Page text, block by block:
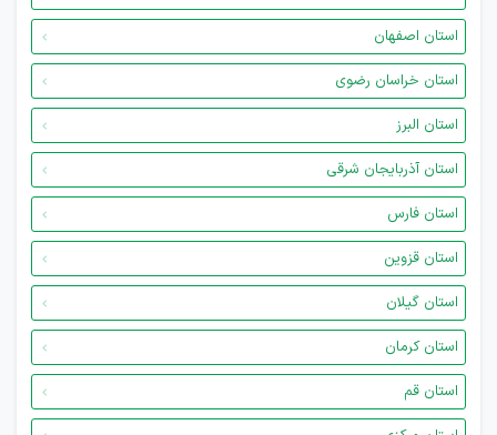
استان اصفهان
استان خراسان رضوی
استان البرز
استان آذربایجان شرقی
استان فارس
استان قزوین
استان گیلان
استان کرمان
استان قم